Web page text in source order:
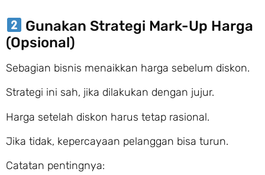
Gunakan Strategi Mark-Up Harga
(Opsional)
Sebagian bisnis menaikkan harga sebelum diskon.
Strategi ini sah, jika dilakukan dengan jujur.
Harga setelah diskon harus tetap rasional.
Jika tidak, kepercayaan pelanggan bisa turun.
Catatan pentingnya: